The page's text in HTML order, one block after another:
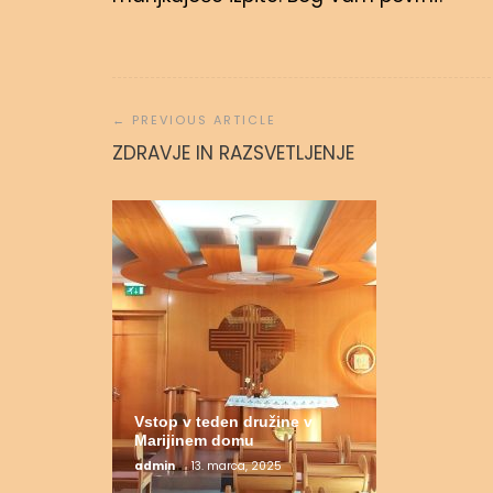
prispevka
ZDRAVJE IN RAZSVETLJENJE
Vstop v teden družine v
Marijinem domu
admin 13. marca, 2025